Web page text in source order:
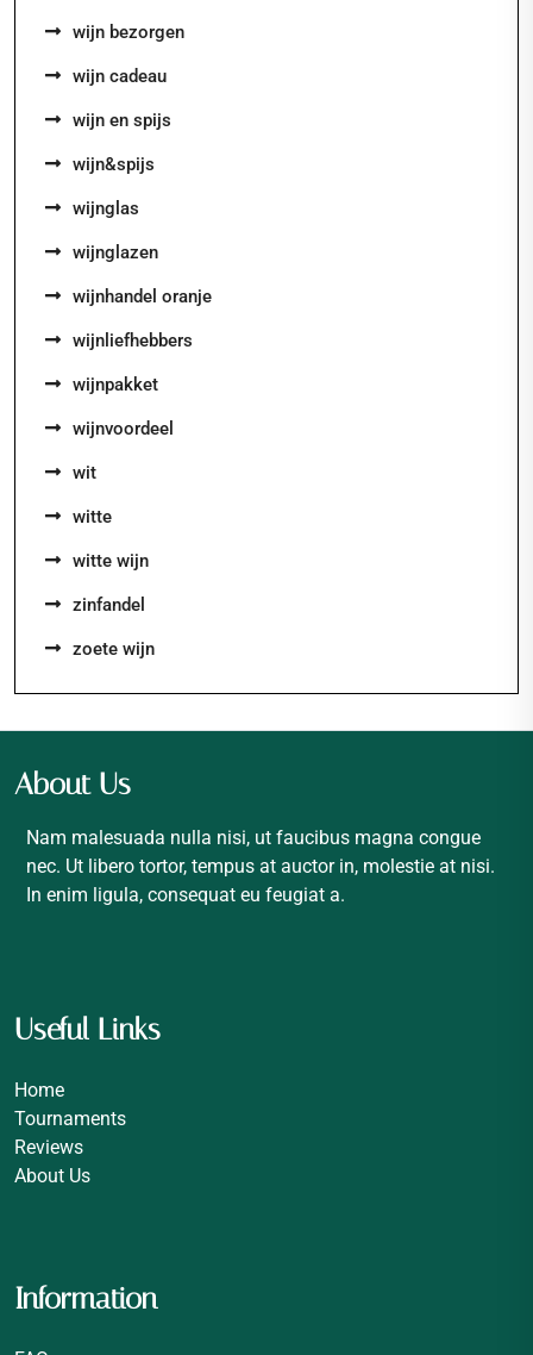
wijn bezorgen
wijn cadeau
wijn en spijs
wijn&spijs
wijnglas
wijnglazen
wijnhandel oranje
wijnliefhebbers
wijnpakket
wijnvoordeel
wit
witte
witte wijn
zinfandel
zoete wijn
About Us
Nam malesuada nulla nisi, ut faucibus magna congue
nec. Ut libero tortor, tempus at auctor in, molestie at nisi.
In enim ligula, consequat eu feugiat a.
Useful Links
Home
Tournaments
Reviews
About Us
Information